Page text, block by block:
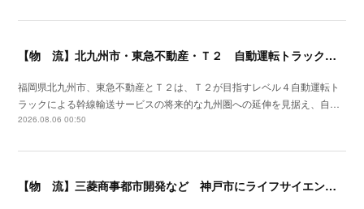
【物 流】北九州市・東急不動産・Ｔ２ 自動運転トラック拠点整備に向け官民連携
福岡県北九州市、東急不動産とＴ２は、Ｔ２が目指すレベル４自動運転ト
ラックによる幹線輸送サービスの将来的な九州圏への延伸を見据え、自…
2026.08.06 00:50
【物 流】三菱商事都市開発など 神戸市にライフサイエンス研究開発施設を着工